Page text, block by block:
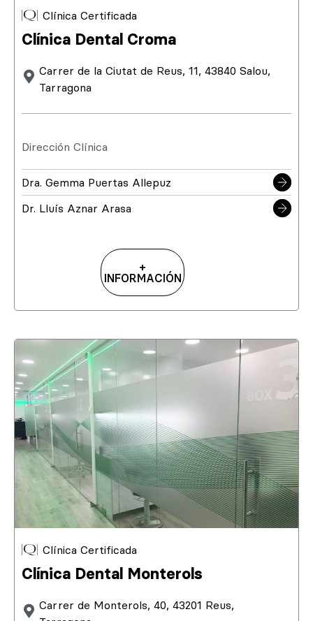
Clínica Certificada
Clínica Dental Croma
Carrer de la Ciutat de Reus, 11, 43840 Salou,
Tarragona
Dirección Clínica
Dra. Gemma Puertas Allepuz
Dr. Lluís Aznar Arasa
+
INFORMACIÓN
Clínica Certificada
Clínica Dental Monterols
Carrer de Monterols, 40, 43201 Reus,